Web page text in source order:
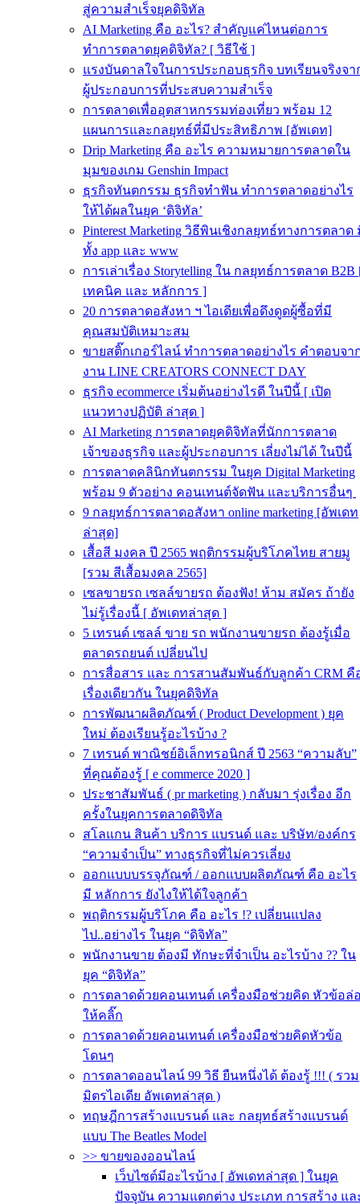
สู่ความสำเร็จยุคดิจิทัล
AI Marketing คือ อะไร? สำคัญแค่ไหนต่อการ
ทำการตลาดยุคดิจิทัล? [ วิธีใช้ ]
แรงบันดาลใจในการประกอบธุรกิจ บทเรียนจริงจา
ผู้ประกอบการที่ประสบความสำเร็จ
การตลาดเพื่ออุตสาหกรรมท่องเที่ยว พร้อม 12
แผนการและกลยุทธ์ที่มีประสิทธิภาพ [อัพเดท]
Drip Marketing คือ อะไร ความหมายการตลาดใน
มุมของเกม Genshin Impact
ธุรกิจทันตกรรม ธุรกิจทำฟัน ทำการตลาดอย่างไร
ให้ได้ผลในยุค ‘ดิจิทัล’
Pinterest Marketing วิธีพินเชิงกลยุทธ์ทางการตลาด
ทั้ง app และ www
การเล่าเรื่อง Storytelling ใน กลยุทธ์การตลาด B2B
เทคนิค และ หลักการ ]
20 การตลาดอสังหา ฯ ไอเดียเพื่อดึงดูดผู้ซื้อที่มี
คุณสมบัติเหมาะสม
ขายสติ๊กเกอร์ไลน์ ทำการตลาดอย่างไร คำตอบจา
งาน LINE CREATORS CONNECT DAY
ธุรกิจ ecommerce เริ่มต้นอย่างไรดี ในปีนี้ [ เปิด
แนวทางปฏิบัติ ล่าสุด ]
AI Marketing การตลาดยุคดิจิทัลที่นักการตลาด
เจ้าของธุรกิจ และผู้ประกอบการ เลี่ยงไม่ได้ ในปีนี้
การตลาดคลินิกทันตกรรม ในยุค Digital Marketing
พร้อม 9 ตัวอย่าง คอนเทนต์จัดฟัน และบริการอื่นๆ
9 กลยุทธ์การตลาดอสังหา online marketing [อัพเดท
ล่าสุด]
เสื้อสี มงคล ปี 2565 พฤติกรรมผู้บริโภคไทย สายมู
[รวม สีเสื้อมงคล 2565]
เซลขายรถ เซลล์ขายรถ ต้องฟัง! ห้าม สมัคร ถ้ายัง
ไม่รู้เรื่องนี้ [ อัพเดทล่าสุด ]
5 เทรนด์ เซลล์ ขาย รถ พนักงานขายรถ ต้องรู้เมื่อ
ตลาดรถยนต์ เปลี่ยนไป
การสื่อสาร และ การสานสัมพันธ์กับลูกค้า CRM คื
เรื่องเดียวกัน ในยุคดิจิทัล
การพัฒนาผลิตภัณฑ์ ( Product Development ) ยุค
ใหม่ ต้องเรียนรู้อะไรบ้าง ?
7 เทรนด์ พาณิชย์อิเล็กทรอนิกส์ ปี 2563 “ความลับ”
ที่คุณต้องรู้ [ e commerce 2020 ]
ประชาสัมพันธ์ ( pr marketing ) กลับมา รุ่งเรื่อง อีก
ครั้งในยุคการตลาดดิจิทัล
สโลแกน สินค้า บริการ แบรนด์ และ บริษัท/องค์กร
“ความจำเป็น” ทางธุรกิจที่ไม่ควรเลี่ยง
ออกแบบบรรจุภัณฑ์ / ออกแบบผลิตภัณฑ์ คือ อะไร
มี หลักการ ยังไงให้ได้ใจลูกค้า
พฤติกรรมผู้บริโภค คือ อะไร !? เปลี่ยนแปลง
ไป..อย่างไร ในยุค “ดิจิทัล”
พนักงานขาย ต้องมี ทักษะที่จำเป็น อะไรบ้าง ?? ใน
ยุค “ดิจิทัล”
การตลาดด้วยคอนเทนต์ เครื่องมือช่วยคิด หัวข้อล่
ให้คลิ๊ก
การตลาดด้วยคอนเทนต์ เครื่องมือช่วยคิดหัวข้อ
โดนๆ
การตลาดออนไลน์ 99 วิธี ยืนหนึ่งได้ ต้องรู้ !!! ( รวม
มิตรไอเดีย อัพเดทล่าสุด )
ทฤษฎีการสร้างแบรนด์ และ กลยุทธ์สร้างแบรนด์
แบบ The Beatles Model
>> ขายของออนไลน์
เว็บไซต์มีอะไรบ้าง [ อัพเดทล่าสุด ] ในยุค
ปัจจุบัน ความแตกต่าง ประเภท การสร้าง แล